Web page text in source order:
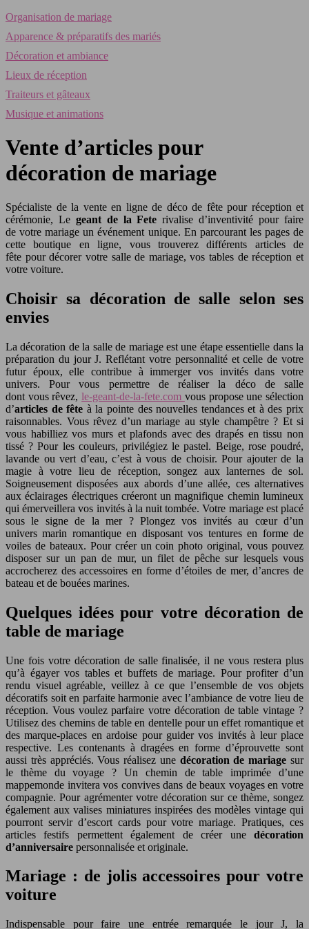
Organisation de mariage
Apparence & préparatifs des mariés
Décoration et ambiance
Lieux de réception
Traiteurs et gâteaux
Musique et animations
Vente d’articles pour
décoration de mariage
Spécialiste de la vente en ligne de déco de fête pour réception et
cérémonie, Le geant de la Fete rivalise d’inventivité pour faire
de votre mariage un événement unique. En parcourant les pages de
cette boutique en ligne, vous trouverez différents articles de
fête pour décorer votre salle de mariage, vos tables de réception et
votre voiture.
Choisir sa décoration de salle selon ses
envies
La décoration de la salle de mariage est une étape essentielle dans la
préparation du jour J. Reflétant votre personnalité et celle de votre
futur époux, elle contribue à immerger vos invités dans votre
univers. Pour vous permettre de réaliser la déco de salle
dont vous rêvez,le-geant-de-la-fete.com vous propose une sélection
d’articles de fête à la pointe des nouvelles tendances et à des prix
raisonnables. Vous rêvez d’un mariage au style champêtre ? Et si
vous habilliez vos murs et plafonds avec des drapés en tissu non
tissé ? Pour les couleurs, privilégiez le pastel. Beige, rose poudré,
lavande ou vert d’eau, c’est à vous de choisir. Pour ajouter de la
magie à votre lieu de réception, songez aux lanternes de sol.
Soigneusement disposées aux abords d’une allée, ces alternatives
aux éclairages électriques créeront un magnifique chemin lumineux
qui émerveillera vos invités à la nuit tombée. Votre mariage est placé
sous le signe de la mer ? Plongez vos invités au cœur d’un
univers marin romantique en disposant vos tentures en forme de
voiles de bateaux. Pour créer un coin photo original, vous pouvez
disposer sur un pan de mur, un filet de pêche sur lesquels vous
accrocherez des accessoires en forme d’étoiles de mer, d’ancres de
bateau et de bouées marines.
Quelques idées pour votre décoration de
table de mariage
Une fois votre décoration de salle finalisée, il ne vous restera plus
qu’à égayer vos tables et buffets de mariage. Pour profiter d’un
rendu visuel agréable, veillez à ce que l’ensemble de vos objets
décoratifs soit en parfaite harmonie avec l’ambiance de votre lieu de
réception. Vous voulez parfaire votre décoration de table vintage ?
Utilisez des chemins de table en dentelle pour un effet romantique et
des marque-places en ardoise pour guider vos invités à leur place
respective. Les contenants à dragées en forme d’éprouvette sont
aussi très appréciés. Vous réalisez une décoration de mariage sur
le thème du voyage ? Un chemin de table imprimée d’une
mappemonde invitera vos convives dans de beaux voyages en votre
compagnie. Pour agrémenter votre décoration sur ce thème, songez
également aux valises miniatures inspirées des modèles vintage qui
pourront servir d’escort cards pour votre mariage. Pratiques, ces
articles festifs permettent également de créer une décoration
d’anniversaire personnalisée et originale.
Mariage : de jolis accessoires pour votre
voiture
Indispensable pour faire une entrée remarquée le jour J, la